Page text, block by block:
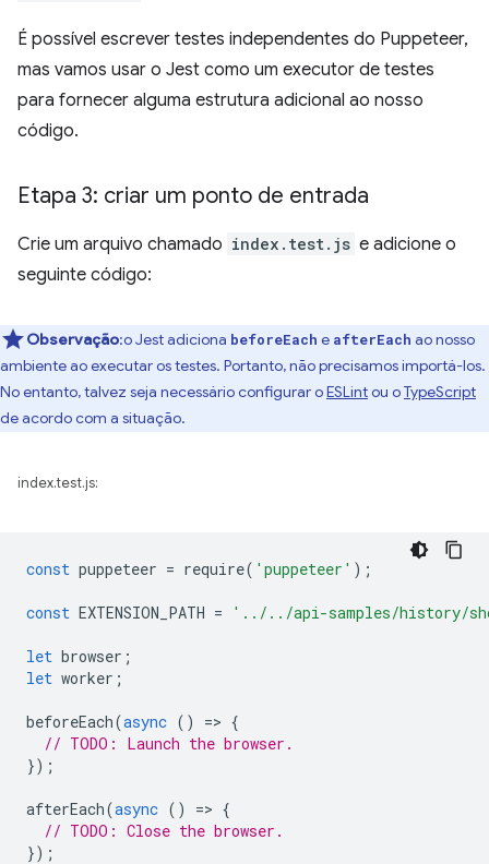
É possível escrever testes independentes do Puppeteer,
mas vamos usar o Jest como um executor de testes
para fornecer alguma estrutura adicional ao nosso
código.
Etapa 3: criar um ponto de entrada
Crie um arquivo chamado index.test.js e adicione o
seguinte código:
Observação:o Jest adiciona beforeEach e afterEach ao nosso
ambiente ao executar os testes. Portanto, não precisamos importá-los.
No entanto, talvez seja necessário configurar oESLintou oTypeScript
de acordo com a situação.
index.test.js:
const puppeteer = require( 'puppeteer' );
const EXTENSION_PATH = '../../api-samples/history/
let browser ;
let worker ;
beforeEach(async () => {
// TODO: Launch the browser.
});
afterEach(async () => {
// TODO: Close the browser.
});